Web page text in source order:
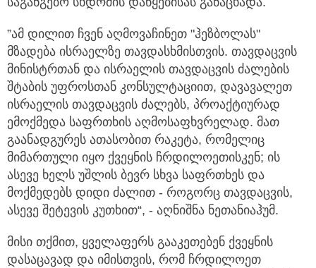
”ამ დილით ჩვენ აღმოვაჩინეთ "ჰეზბოლას"
მზადება ისრაელზე თავდასხმისთვის. თავდაცვის
მინისტრთან და ისრაელის თავდაცვის ძალების
შტაბის უფროსთან კონსულტაციით, დავავალეთ
ისრაელის თავდაცვის ძალებს, პროაქტიურად
ემოქმედა საფრთხის აღმოსაფხვრელად. მათ
გაანადგურეს ათასობით რაკეტა, რომელიც
მიმართული იყო ქვეყნის ჩრდილოეთისკენ; ის
ასევე ხელს უშლის ბევრ სხვა საფრთხეს და
მოქმედებს დიდი ძალით - როგორც თავდაცვის,
ასევე შეტევის კუთხით“, - აღნიშნა ნეთანიაჰუმ.
მისი თქმით, ყველაფერს გააკეთებენ ქვეყნის
დასაცავად და იმისთვის, რომ ჩრდილოეთ